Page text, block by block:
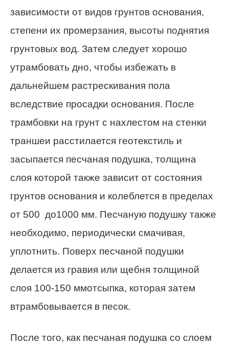
зависимости от видов грунтов основания,
степени их промерзания, высоты поднятия
грунтовых вод. Затем следует хорошо
утрамбовать дно, чтобы избежать в
дальнейшем растрескивания пола
вследствие просадки основания. После
трамбовки на грунт с нахлестом на стенки
траншеи расстилается геотекстиль и
засыпается песчаная подушка, толщина
слоя которой также зависит от состояния
грунтов основания и колеблется в пределах
от 500 до1000 мм. Песчаную подушку также
необходимо, периодически смачивая,
уплотнить. Поверх песчаной подушки
делается из гравия или щебня толщиной
слоя 100-150 ммотсыпка, которая затем
втрамбовывается в песок.
После того, как песчаная подушка со слоем